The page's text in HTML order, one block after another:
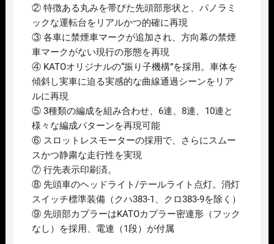
ｾ
ｯ
ﾄ
再
生
産
2026
年
10
月
予
定
個
② 特徴ある丸みを帯びた先頭部形状と、パノラミ
ックな運転台をリアルかつ的確に再現
③ 各車に禁煙車マークが追加され、方向幕の禁煙
車マークがない現行の形態を再現
④ KATOオリジナルの“振り子機構”を採用。車体を
傾斜し実車に迫る実感的な曲線通過シーンをリア
ルに再現
⑤ 3種類の編成を組み合わせ、6連、8連、10連と
様々な編成パターンを再現可能
⑥ スロットレスモーターの採用で、さらにスムー
スかつ静粛な走行性を実現
⑦ 行先表示印刷済。
⑧ 先頭車のヘッドライト/テールライト点灯。消灯
スイッチ標準装備（クハ383-1、クロ383-9を除く）
⑨ 先頭部カプラーはKATOカプラー密連形（フック
なし）を採用、電連（1段）が付属